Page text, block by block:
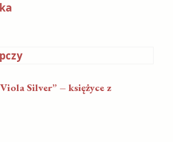
Silver” – księżyce z